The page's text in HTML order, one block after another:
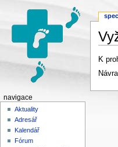
K
navigace
Aktuality
Adresář
Kalendář
Fórum